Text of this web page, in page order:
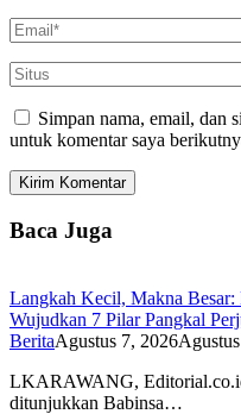
Simpan nama, email, dan
untuk komentar saya
Baca Juga
Langkah Kecil, Makna
Wujudkan 7 Pilar Pangkal
BeritaAgustus 7, 2026
LKARAWANG,
ditunjukkan Babinsa…